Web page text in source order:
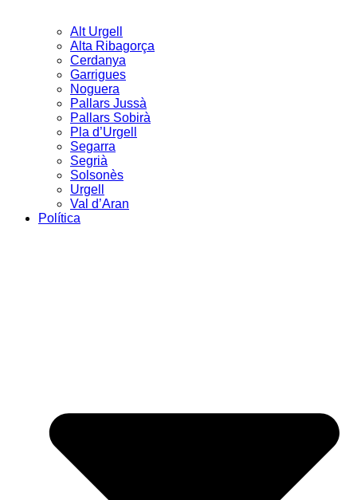
Alt Urgell
Alta Ribagorça
Cerdanya
Garrigues
Noguera
Pallars Jussà
Pallars Sobirà
Pla d’Urgell
Segarra
Segrià
Solsonès
Urgell
Val d’Aran
Política